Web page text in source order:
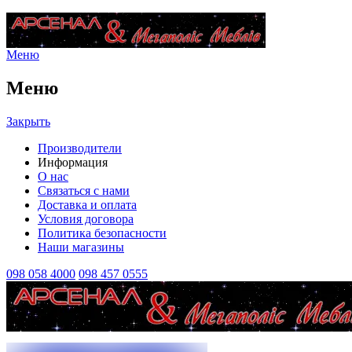
Меню
Меню
Закрыть
Производители
Информация
О нас
Связаться с нами
Доставка и оплата
Условия договора
Политика безопасности
Наши магазины
098 058 4000 098 457 0555